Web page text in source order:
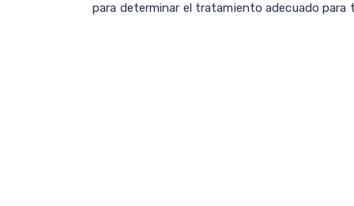
para determinar el tratamiento adecuado para